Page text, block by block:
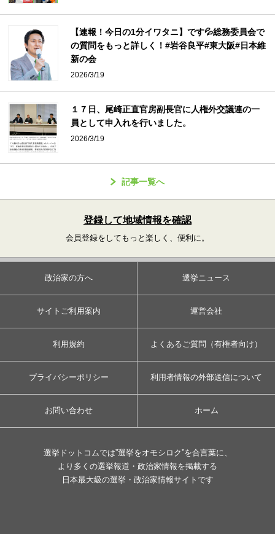
【速報！今日の1分イワタニ】です💦総務委員会で
の質問をもっと詳しく！#岩谷良平#東大阪#日本維
新の会
2026/3/19
１７日、尾崎正直官房副長官に人権外交議連の一
員として申入れを行いました。
2026/3/19
記事一覧へ
登録して地域情報を確認
会員登録をしてもっと楽しく、便利に。
政治家の方へ 選挙ニュース
サイトご利用案内 運営会社
利用規約 よくあるご質問（有権者向け）
プライバシーポリシー 利用者情報の外部送信について
お問い合わせ ホーム
選挙ドットコムでは”選挙をオモシロク”を合言葉に、
より多くの選挙報道・政治家情報を掲載する
日本最大級の選挙・政治家情報サイトです